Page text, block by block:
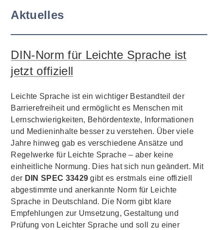
Aktuelles
DIN-Norm für Leichte Sprache ist
jetzt offiziell
Leichte Sprache ist ein wichtiger Bestandteil der
Barrierefreiheit und ermöglicht es Menschen mit
Lernschwierigkeiten, Behördentexte, Informationen
und Medieninhalte besser zu verstehen. Über viele
Jahre hinweg gab es verschiedene Ansätze und
Regelwerke für Leichte Sprache – aber keine
einheitliche Normung. Dies hat sich nun geändert. Mit
der DIN SPEC 33429 gibt es erstmals eine offiziell
abgestimmte und anerkannte Norm für Leichte
Sprache in Deutschland. Die Norm gibt klare
Empfehlungen zur Umsetzung, Gestaltung und
Prüfung von Leichter Sprache und soll zu einer